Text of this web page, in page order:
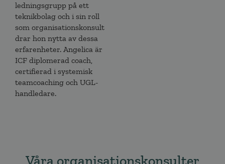
ledningsgrupp på ett
teknikbolag och i sin roll
som organisationskonsult
drar hon nytta av dessa
erfarenheter. Angelica är
ICF diplomerad coach,
certifierad i systemisk
teamcoaching och UGL-
handledare.
Våra organisationskonsulter